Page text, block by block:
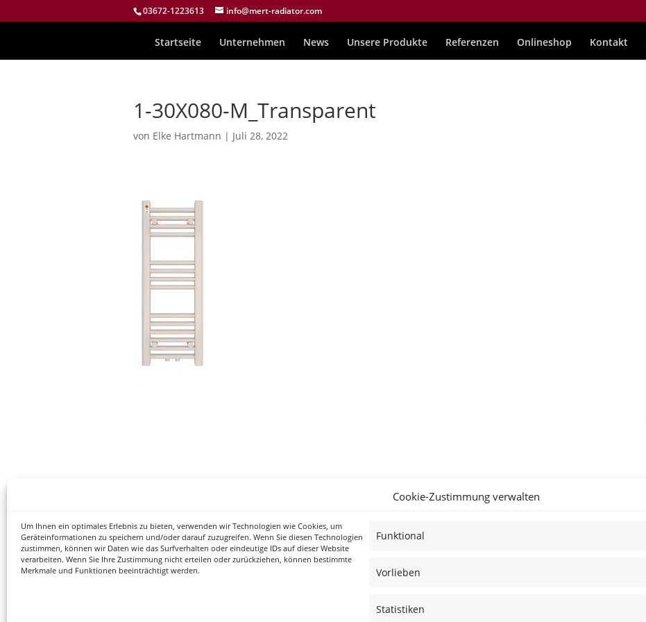
Cookie-Zustimmung verwalten
Um Ihnen ein optimales Erlebnis zu bieten, verwenden wir Technologien wie Cookies, um
Geräteinformationen zu speichern und/oder darauf zuzugreifen. Wenn Sie diesen Technologien
zustimmen, können wir Daten wie das Surfverhalten oder eindeutige IDs auf dieser Website
verarbeiten. Wenn Sie Ihre Zustimmung nicht erteilen oder zurückziehen, können bestimmte
Merkmale und Funktionen beeinträchtigt werden.
Funktional
Vorlieben
Statistiken
03672-1223613 info@mert-radiator.com
Startseite Unternehmen News Unsere Produkte Referenzen Onlineshop Kontakt
1-30X080-M_Transparent
von Elke Hartmann | Juli 28, 2022